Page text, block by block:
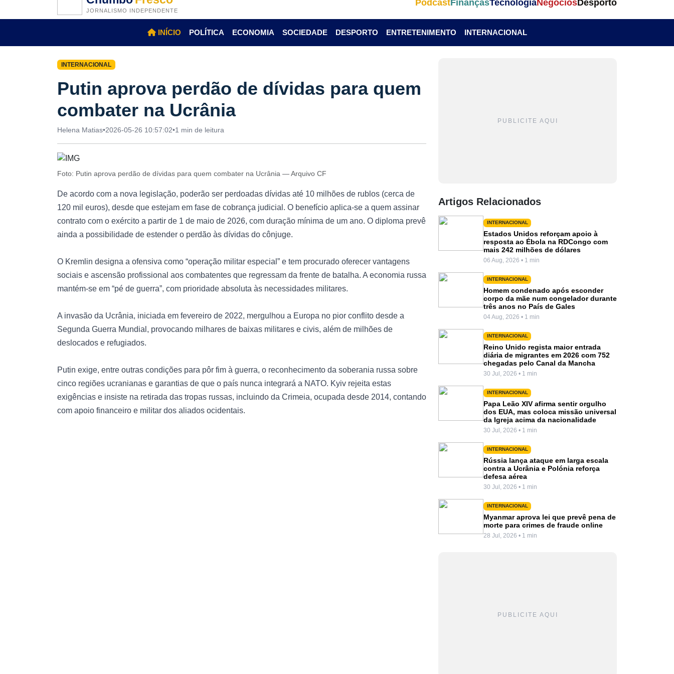
JORNALISMO INDEPENDENTE
PodcastFinançasTecnologiaNegóciosDesporto
INÍCIO POLÍTICA ECONOMIA SOCIEDADE DESPORTO ENTRETENIMENTO INTERNACIONAL
INTERNACIONAL
Putin aprova perdão de dívidas para quem
combater na Ucrânia
Helena Matias•2026-05-26 10:57:02•1 min de leitura
Foto: Putin aprova perdão de dívidas para quem combater na Ucrânia — Arquivo CF
De acordo com a nova legislação, poderão ser perdoadas dívidas até 10 milhões de rublos (cerca de
120 mil euros), desde que estejam em fase de cobrança judicial. O benefício aplica-se a quem assinar
contrato com o exército a partir de 1 de maio de 2026, com duração mínima de um ano. O diploma prevê
ainda a possibilidade de estender o perdão às dívidas do cônjuge.
O Kremlin designa a ofensiva como “operação militar especial” e tem procurado oferecer vantagens
sociais e ascensão profissional aos combatentes que regressam da frente de batalha. A economia russa
mantém-se em “pé de guerra”, com prioridade absoluta às necessidades militares.
A invasão da Ucrânia, iniciada em fevereiro de 2022, mergulhou a Europa no pior conflito desde a
Segunda Guerra Mundial, provocando milhares de baixas militares e civis, além de milhões de
deslocados e refugiados.
Putin exige, entre outras condições para pôr fim à guerra, o reconhecimento da soberania russa sobre
cinco regiões ucranianas e garantias de que o país nunca integrará a NATO. Kyiv rejeita estas
exigências e insiste na retirada das tropas russas, incluindo da Crimeia, ocupada desde 2014, contando
com apoio financeiro e militar dos aliados ocidentais.
PUBLICITE AQUI
Artigos Relacionados
INTERNACIONAL
Estados Unidos reforçam apoio à
resposta ao Ébola na RDCongo com
mais 242 milhões de dólares
06 Aug, 2026 • 1 min
INTERNACIONAL
Homem condenado após esconder
corpo da mãe num congelador durante
três anos no País de Gales
04 Aug, 2026 • 1 min
INTERNACIONAL
Reino Unido regista maior entrada
diária de migrantes em 2026 com 752
chegadas pelo Canal da Mancha
30 Jul, 2026 • 1 min
INTERNACIONAL
Papa Leão XIV afirma sentir orgulho
dos EUA, mas coloca missão universal
da Igreja acima da nacionalidade
30 Jul, 2026 • 1 min
INTERNACIONAL
Rússia lança ataque em larga escala
contra a Ucrânia e Polónia reforça
defesa aérea
30 Jul, 2026 • 1 min
INTERNACIONAL
Myanmar aprova lei que prevê pena de
morte para crimes de fraude online
28 Jul, 2026 • 1 min
PUBLICITE AQUI